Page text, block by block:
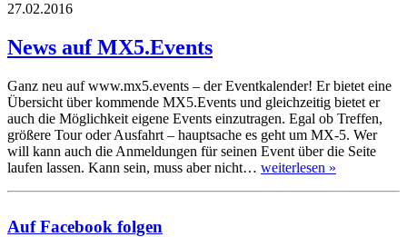
27.02.2016
News auf MX5.Events
Ganz neu auf www.mx5.events – der Eventkalender! Er bietet eine
Übersicht über kommende MX5.Events und gleichzeitig bietet er
auch die Möglichkeit eigene Events einzutragen. Egal ob Treffen,
größere Tour oder Ausfahrt – hauptsache es geht um MX-5. Wer
will kann auch die Anmeldungen für seinen Event über die Seite
laufen lassen. Kann sein, muss aber nicht… weiterlesen »
Auf Facebook folgen